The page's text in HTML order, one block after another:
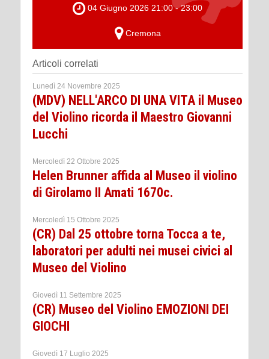
04 Giugno 2026 21:00 - 23:00
Cremona
Articoli correlati
Lunedì 24 Novembre 2025
(MDV) NELL'ARCO DI UNA VITA il Museo
del Violino ricorda il Maestro Giovanni
Lucchi
Mercoledì 22 Ottobre 2025
Helen Brunner affida al Museo il violino
di Girolamo II Amati 1670c.
Mercoledì 15 Ottobre 2025
(CR) Dal 25 ottobre torna Tocca a te,
laboratori per adulti nei musei civici al
Museo del Violino
Giovedì 11 Settembre 2025
(CR) Museo del Violino EMOZIONI DEI
GIOCHI
Giovedì 17 Luglio 2025